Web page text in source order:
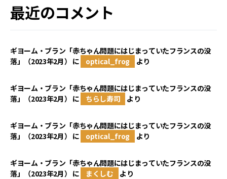
最近のコメント
ギヨーム・ブラン「赤ちゃん問題にはじまっていたフランスの没
落」（2023年2月） に optical_frog より
ギヨーム・ブラン「赤ちゃん問題にはじまっていたフランスの没
落」（2023年2月） に ちらし寿司 より
ギヨーム・ブラン「赤ちゃん問題にはじまっていたフランスの没
落」（2023年2月） に optical_frog より
ギヨーム・ブラン「赤ちゃん問題にはじまっていたフランスの没
落」（2023年2月） に まくしむ より